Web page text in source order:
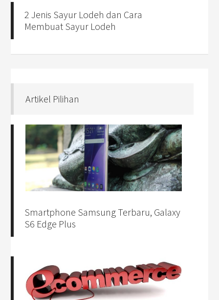
2 Jenis Sayur Lodeh dan Cara
Membuat Sayur Lodeh
Artikel Pilihan
Smartphone Samsung Terbaru, Galaxy
S6 Edge Plus